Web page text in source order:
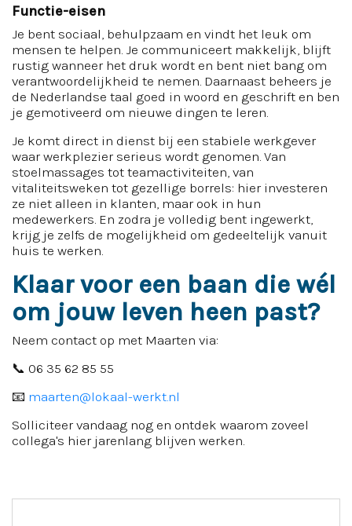
Functie-eisen
Je bent sociaal, behulpzaam en vindt het leuk om
mensen te helpen. Je communiceert makkelijk, blijft
rustig wanneer het druk wordt en bent niet bang om
verantwoordelijkheid te nemen. Daarnaast beheers je
de Nederlandse taal goed in woord en geschrift en ben
je gemotiveerd om nieuwe dingen te leren.
Je komt direct in dienst bij een stabiele werkgever
waar werkplezier serieus wordt genomen. Van
stoelmassages tot teamactiviteiten, van
vitaliteitsweken tot gezellige borrels: hier investeren
ze niet alleen in klanten, maar ook in hun
medewerkers. En zodra je volledig bent ingewerkt,
krijg je zelfs de mogelijkheid om gedeeltelijk vanuit
huis te werken.
Klaar voor een baan die wél
om jouw leven heen past?
Neem contact op met Maarten via:
📞 06 35 62 85 55
📧 maarten@lokaal-werkt.nl
Solliciteer vandaag nog en ontdek waarom zoveel
collega's hier jarenlang blijven werken.